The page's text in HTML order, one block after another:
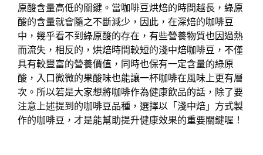
原酸含量高低的關鍵。當咖啡豆烘焙的時間越長，綠原
酸的含量就會隨之不斷減少，因此，在深焙的咖啡豆
中，幾乎看不到綠原酸的存在，有些營養物質也因過熱
而流失，相反的，烘焙時間較短的淺中焙咖啡豆，不僅
具有較豐富的營養價值，同時也保有一定含量的綠原
酸，入口微微的果酸味也能讓一杯咖啡在風味上更有層
次。所以若是大家想將咖啡作為健康飲品的話，除了要
注意上述提到的咖啡豆品種，選擇以「淺中焙」方式製
作的咖啡豆，才是能幫助提升健康效果的重要關鍵喔！